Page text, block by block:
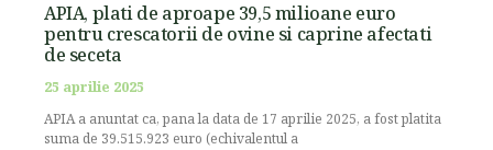
APIA, plati de aproape 39,5 milioane euro
pentru crescatorii de ovine si caprine afectati
de seceta
25 aprilie 2025
APIA a anuntat ca, pana la data de 17 aprilie 2025, a fost platita
suma de 39.515.923 euro (echivalentul a